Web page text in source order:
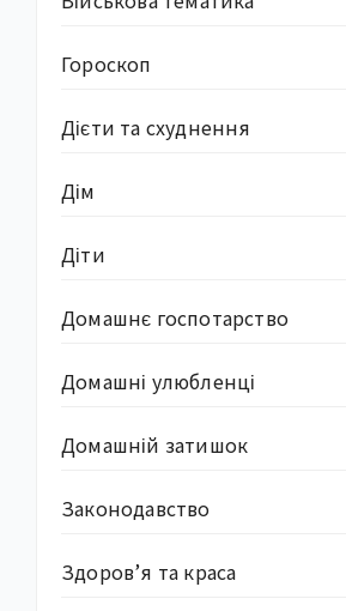
Гороскоп
Дієти та схуднення
Дім
Діти
Домашнє госпотарство
Домашні улюбленці
Домашній затишок
Законодавство
Здоров’я та краса